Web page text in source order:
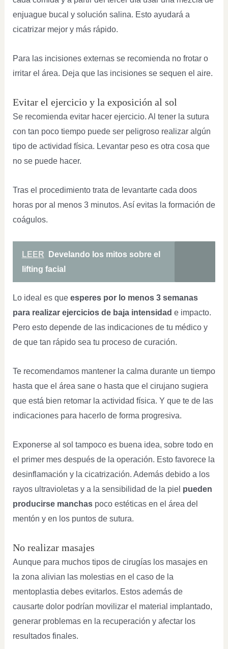
enjuague bucal y solución salina. Esto ayudará a
cicatrizar mejor y más rápido.
Para las incisiones externas se recomienda no frotar o
irritar el área. Deja que las incisiones se sequen el aire.
Evitar el ejercicio y la exposición al sol
Se recomienda evitar hacer ejercicio. Al tener la sutura
con tan poco tiempo puede ser peligroso realizar algún
tipo de actividad física. Levantar peso es otra cosa que
no se puede hacer.
Tras el procedimiento trata de levantarte cada doos
horas por al menos 3 minutos. Así evitas la formación de
coágulos.
LEER
Develando los mitos sobre el
lifting facial
Lo ideal es que esperes por lo menos 3 semanas
para realizar ejercicios de baja intensidad e impacto.
Pero esto depende de las indicaciones de tu médico y
de que tan rápido sea tu proceso de curación.
Te recomendamos mantener la calma durante un tiempo
hasta que el área sane o hasta que el cirujano sugiera
que está bien retomar la actividad física. Y que te de las
indicaciones para hacerlo de forma progresiva.
Exponerse al sol tampoco es buena idea, sobre todo en
el primer mes después de la operación. Esto favorece la
desinflamación y la cicatrización. Además debido a los
rayos ultravioletas y a la sensibilidad de la piel pueden
producirse manchaspoco estéticas en el área del
mentón y en los puntos de sutura.
No realizar masajes
Aunque para muchos tipos de cirugías los masajes en
la zona alivian las molestias en el caso de la
mentoplastia debes evitarlos. Estos además de
causarte dolor podrían movilizar el material implantado,
generar problemas en la recuperación y afectar los
resultados finales.